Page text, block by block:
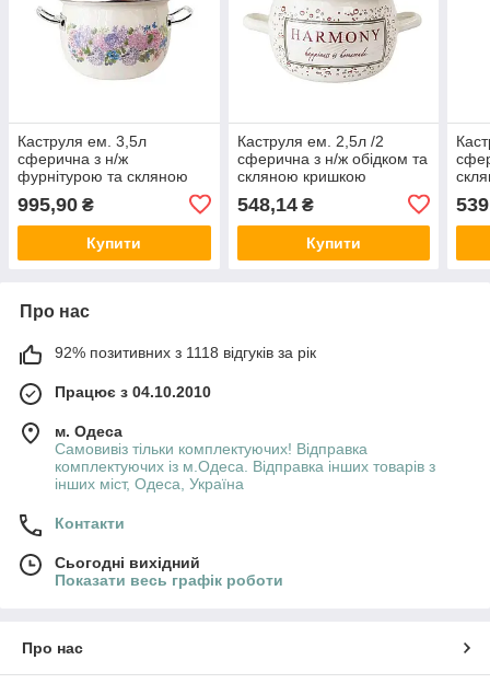
Каструля ем. 3,5л
сферична з н/ж
фурнітурою та скляною
(молочна) I81913 ТМ
IDILIA
995,90 ₴
Купити
Каструля ем. 2,5л /2
сферична з н/ж обідком та
скляною кришкою
I61911/2 ТМ IDILIA
548,14₴
Купити
Про нас
92% позитивних з 1118 відгуків за рік
Працює з 04.10.2010
м. Одеса
Самовивіз тільки комплектуючих! Відправка
комплектуючих із м.Одеса. Відправка інших товарів з
інших міст, Одеса, Україна
Контакти
Сьогодні вихідний
Показати весь графік роботи
Про нас